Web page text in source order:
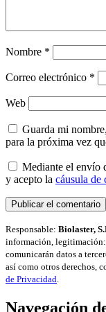
Nombre *
Correo electrónico *
Web
Guarda mi
para la próxima vez
Mediante el envío
y acepto la cáusula de
Responsable: Biolaster,
información, legitimación:
comunicarán datos a
así como otros derechos,
de Privacidad
Navegación